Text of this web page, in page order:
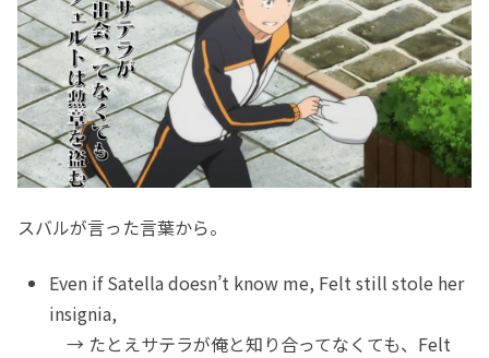
スバルが言った言葉から。
Even if Satella doesn’t know me, Felt still stole her
insignia,
→ たとえサテラが俺と知り合ってなくても、Felt